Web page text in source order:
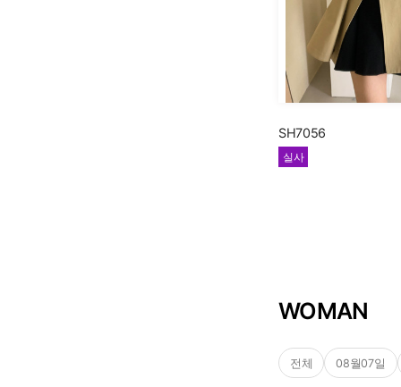
SH7056
실사
WOMAN
전체 08월07일